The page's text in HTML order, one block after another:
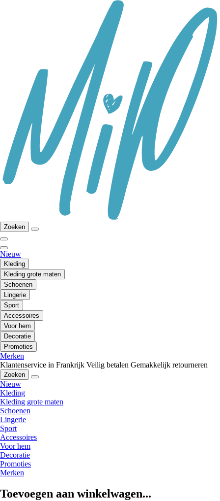
Zoeken
Nieuw
Kleding
Kleding grote maten
Schoenen
Lingerie
Sport
Accessoires
Voor hem
Decoratie
Promoties
Merken
Klantenservice in Frankrijk Veilig betalen Gemakkelijk retourneren
Zoeken
Nieuw
Kleding
Kleding grote maten
Schoenen
Lingerie
Sport
Accessoires
Voor hem
Decoratie
Promoties
Merken
Toevoegen aan winkelwagen...